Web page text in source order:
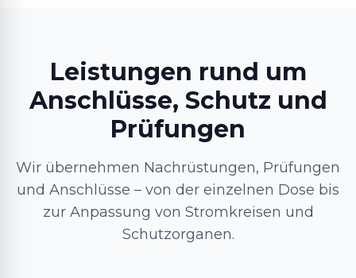
Leistungen rund um
Anschlüsse, Schutz und
Prüfungen
Wir übernehmen Nachrüstungen, Prüfungen
und Anschlüsse – von der einzelnen Dose bis
zur Anpassung von Stromkreisen und
Schutzorganen.